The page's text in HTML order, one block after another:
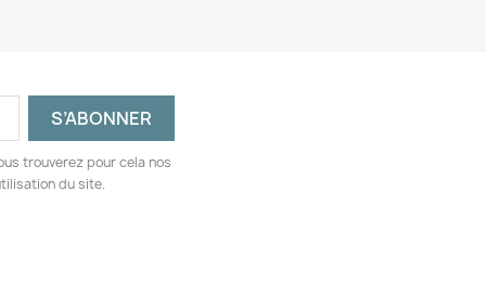
trouverez pour cela nos
du site.